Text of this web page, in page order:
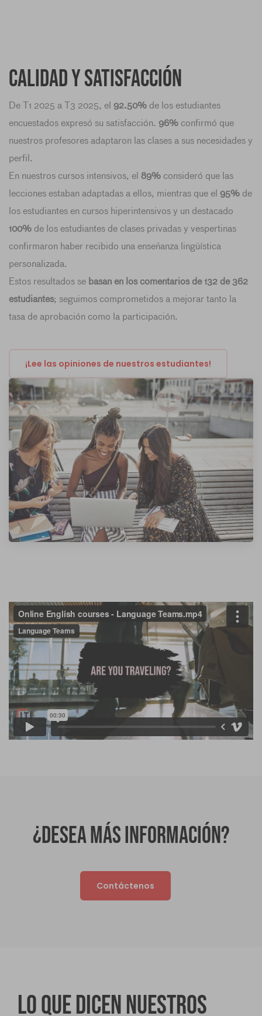
Calidad y satisfacción
De T1 2025 a T3 2025, el 92.50% de los estudiantes
encuestados expresó su satisfacción. 96% confirmó que
nuestros profesores adaptaron las clases a sus necesidades y
perfil.
En nuestros cursos intensivos, el 89% consideró que las
lecciones estaban adaptadas a ellos, mientras que el 95% de
los estudiantes en cursos hiperintensivos y un destacado
100% de los estudiantes de clases privadas y vespertinas
confirmaron haber recibido una enseñanza lingüística
personalizada.
Estos resultados se basan en los comentarios de 132 de 362
estudiantes; seguimos comprometidos a mejorar tanto la
tasa de aprobación como la participación.
¡Lee las opiniones de nuestros estudiantes!
¿Desea más información?
Contáctenos
Lo que dicen nuestros